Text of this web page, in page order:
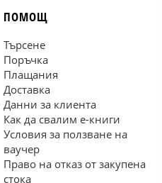
ПОМОЩ
Търсене
Поръчка
Плащания
Доставка
Данни за клиента
Как да свалим е-книги
Условия за ползване на
ваучер
Право на отказ от закупена
стока